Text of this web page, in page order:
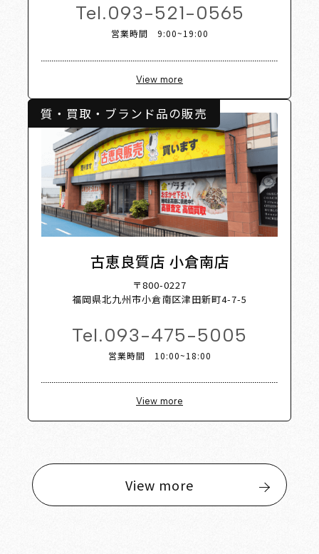
Tel.093-521-0565
営業時間 9:00~19:00
View more
質・買取・ブランド品の販売
古恵良質店 小倉南店
〒800-0227
福岡県北九州市小倉南区津田新町4-7-5
Tel.093-475-5005
営業時間 10:00~18:00
View more
View more